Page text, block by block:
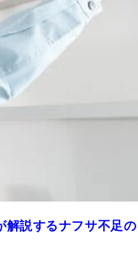
説するナフサ不足の